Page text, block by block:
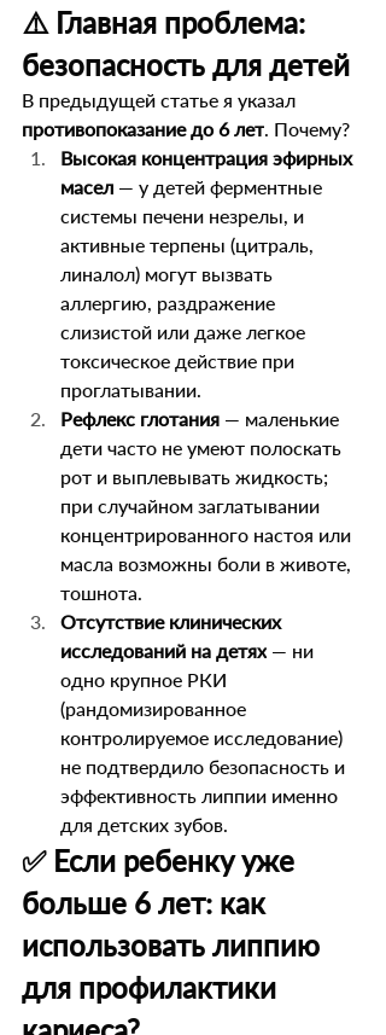
⚠️ Главная проблема:
безопасность для детей
В предыдущей статье я указал
противопоказание до 6 лет. Почему?
Высокая концентрация эфирных
масел — у детей ферментные
системы печени незрелы, и
активные терпены (цитраль,
линалол) могут вызвать
аллергию, раздражение
слизистой или даже легкое
токсическое действие при
проглатывании.
Рефлекс глотания — маленькие
дети часто не умеют полоскать
рот и выплевывать жидкость;
при случайном заглатывании
концентрированного настоя или
масла возможны боли в животе,
тошнота.
Отсутствие клинических
исследований на детях — ни
одно крупное РКИ
(рандомизированное
контролируемое исследование)
не подтвердило безопасность и
эффективность липпии именно
для детских зубов.
✅ Если ребенку уже
больше 6 лет: как
использовать липпию
для профилактики